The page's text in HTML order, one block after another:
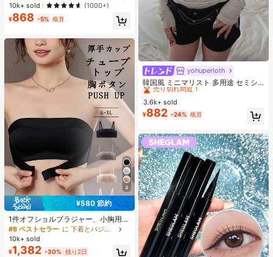
売り切れ間近！
売り切れ間近！
#1 ベストセラー
10k+ sold (1000+)
¥868 -5% 概算
4
¥580 節約
1件オフショルブラジャー、小胸用ア
ップチューブトップ、 オフショルイ
ンナー 、脇高 谷間メイク下着、A/B
カップノンワイヤーぶらジャー
#8 ベストセラー
に 下着とパジャマ
10k+ sold
¥1,382 -30% 残り2日
yohuperloth
韓国風 ミニマリスト 多用途 セミシ
アー Vネック 長袖Tシャツ カジュア
ル
#1 ベストセラー
売り切れ間近！
#1 ベストセラー
売り切れ間近！
#1 ベストセラー
売り切れ間近！
#1 ベストセラー
3.6k+ sold
¥882 -24% 概算